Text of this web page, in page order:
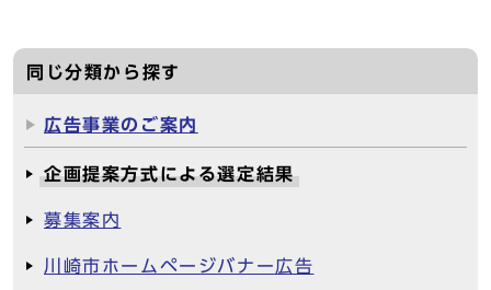
同じ分類から探す
広告事業のご案内
企画提案方式による選定結果
募集案内
川崎市ホームページバナー広告